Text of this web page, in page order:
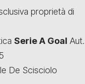
proprietà di
Serie A Goal Aut.
De Scisciolo